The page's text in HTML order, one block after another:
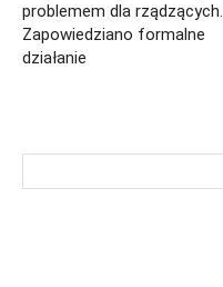
problemem dla rządzących.
Zapowiedziano formalne
działanie